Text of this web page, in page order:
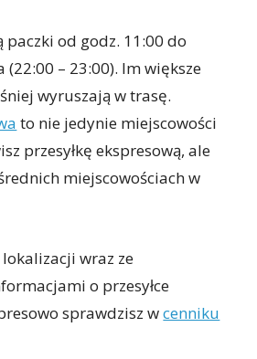
paczki od godz. 11:00 do
(22:00 – 23:00). Im większe
wyruszają w trasę.
to nie jedynie miejscowości
przesyłkę ekspresową, ale
miejscowościach w
wraz ze
o przesyłce
sprawdzisz wcenniku